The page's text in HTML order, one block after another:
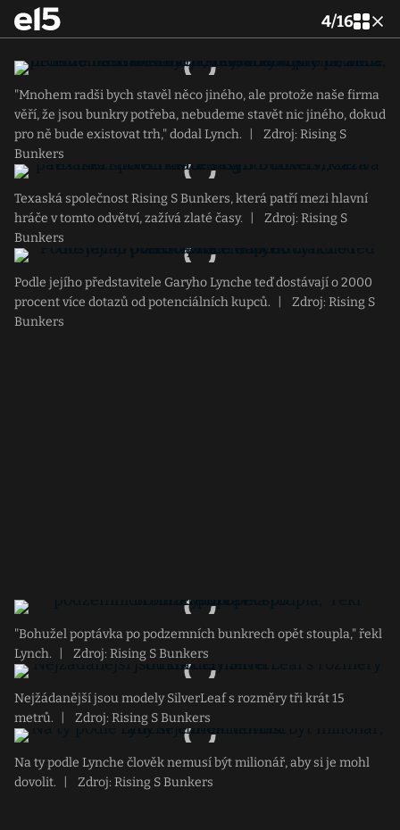
4/16
"Mnohem radši bych stavěl něco jiného, ale protože naše firma
věří, že jsou bunkry potřeba, nebudeme stavět nic jiného, dokud
pro ně bude existovat trh," dodal Lynch.
Zdroj: Rising S
Bunkers
Texaská společnost Rising S Bunkers, která patří mezi hlavní
hráče v tomto odvětví, zažívá zlaté časy.
Zdroj: Rising S
Bunkers
Podle jejího představitele Garyho Lynche teď dostávají o 2000
procent více dotazů od potenciálních kupců.
Zdroj: Rising S
Bunkers
"Bohužel poptávka po podzemních bunkrech opět stoupla," řekl
Lynch.
Zdroj: Rising S Bunkers
Nejžádanější jsou modely SilverLeaf s rozměry tři krát 15
metrů.
Zdroj: Rising S Bunkers
Na ty podle Lynche člověk nemusí být milionář, aby si je mohl
dovolit.
Zdroj: Rising S Bunkers